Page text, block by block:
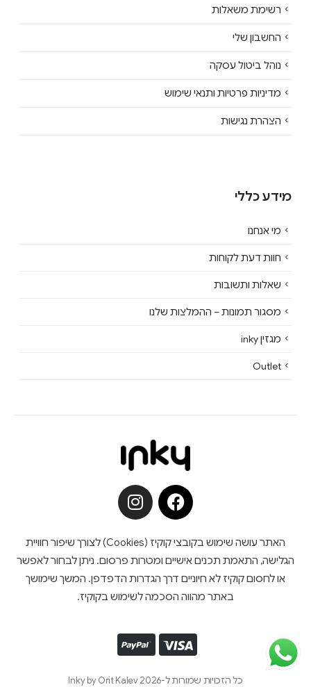
רשימת משאלות
החשבון שלי
נוהל ביטול עסקה
מדיניות פרטיות ותנאי שימוש
הצהרת נגישות
מידע כללי
מי אנחנו
חוות דעת לקוחות
שאלות ותשובות
מסגור תמונות – ההמלצות שלנו
מגזין inky
Outlet
האתר עושה שימוש בקובצי קוקיז (Cookies) לצורך שיפור חוויית
הגלישה, התאמת תכנים אישיים ומטרות פרסום. ניתן לבחור לאפשר
או לחסום קוקיז לא חיוניים דרך הגדרות הדפדפן. המשך שימושך
באתר מהווה הסכמה לשימוש בקוקיז.
כל הזכויות שמורות ל-Inky by Orit Kalev 2026